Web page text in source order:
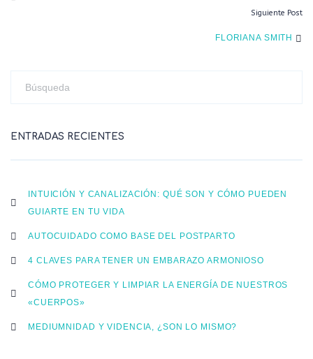
Siguiente Post
FLORIANA SMITH
ENTRADAS RECIENTES
INTUICIÓN Y CANALIZACIÓN: QUÉ SON Y CÓMO PUEDEN
GUIARTE EN TU VIDA
AUTOCUIDADO COMO BASE DEL POSTPARTO
4 CLAVES PARA TENER UN EMBARAZO ARMONIOSO
CÓMO PROTEGER Y LIMPIAR LA ENERGÍA DE NUESTROS
«CUERPOS»
MEDIUMNIDAD Y VIDENCIA, ¿SON LO MISMO?